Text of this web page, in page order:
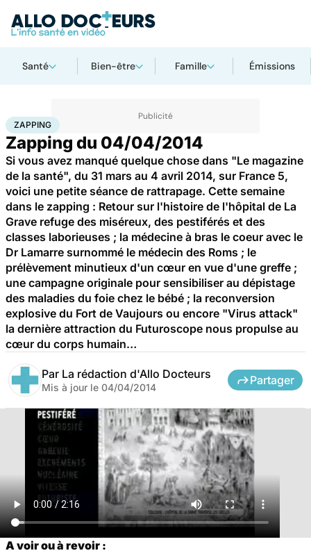
Santé Bien-être Famille Émissions
AccueilSanté
ZAPPING
Zapping du 04/04/2014
Si vous avez manqué quelque chose dans "Le magazine
de la santé", du 31 mars au 4 avril 2014, sur France 5,
voici une petite séance de rattrapage. Cette semaine
dans le zapping : Retour sur l'histoire de l'hôpital de La
Grave refuge des miséreux, des pestiférés et des
classes laborieuses ; la médecine à bras le coeur avec le
Dr Lamarre surnommé le médecin des Roms ; le
prélèvement minutieux d'un cœur en vue d'une greffe ;
une campagne originale pour sensibiliser au dépistage
des maladies du foie chez le bébé ; la reconversion
explosive du Fort de Vaujours ou encore "Virus attack"
la dernière attraction du Futuroscope nous propulse au
cœur du corps humain…
Par La rédaction d'Allo Docteurs
Mis à jour le 04/04/2014
Partager
A voir ou à revoir :